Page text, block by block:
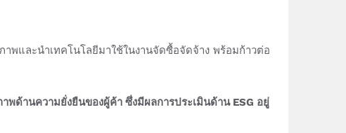
และนำเทคโนโลยีมาใช้ในงานจัดซื้อจัดจ้าง พร้อมก้าวต่อ
ด้านความยั่งยืนของผู้ค้า ซึ่งมีผลการประเมินด้าน ESG อยู่